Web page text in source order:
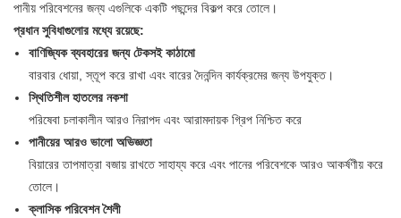
পানীয় পরিবেশনের জন্য এগুলিকে একটি পছন্দের বিকল্প করে তোলে।
প্রধান সুবিধাগুলোর মধ্যে রয়েছে:
বাণিজ্যিক ব্যবহারের জন্য টেকসই কাঠামো
বারবার ধোয়া, স্তূপ করে রাখা এবং বারের দৈনন্দিন কার্যক্রমের জন্য উপযুক্ত।
স্থিতিশীল হাতলের নকশা
পরিষেবা চলাকালীন আরও নিরাপদ এবং আরামদায়ক গ্রিপ নিশ্চিত করে
পানীয়ের আরও ভালো অভিজ্ঞতা
বিয়ারের তাপমাত্রা বজায় রাখতে সাহায্য করে এবং পানের পরিবেশকে আরও আকর্ষণীয় করে
তোলে।
ক্লাসিক পরিবেশন শৈলী